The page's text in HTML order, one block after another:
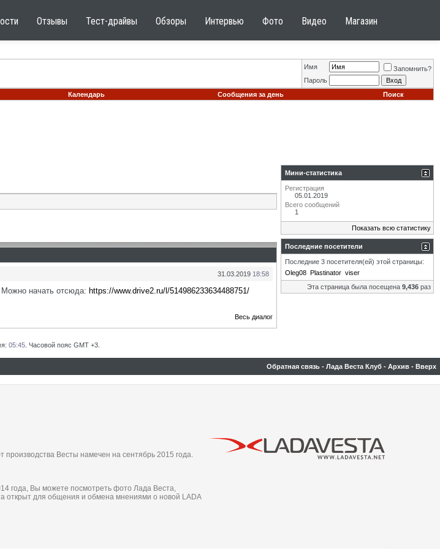
Отзывы Тест-драйвы Обзоры Интервью Фото Видео Магазин
Имя
Запомнить?
Пароль
Календарь Сообщения за день Поиск
31.03.2019 18:58
начать отсюда: https://www.drive2.ru/l/514986233634488751/
Весь диалог
Мини-статистика
Регистрация
05.01.2019
Всего сообщений
1
Показать всю статистику
Последние посетители
Последние 3 посетителя(ей) этой страницы:
Oleg08 Plastinator viser
Эта страница была посещена 9,436 раз
05:45 . Часовой пояс GMT +3.
Обратная связь - Лада Веста Клуб - Архив - Вверх
Весты намечен на сентябрь 2015 года.
года, Вы можете посмотреть фото Лада Веста,
открыт для общения и обмена мнениями о новой LADA